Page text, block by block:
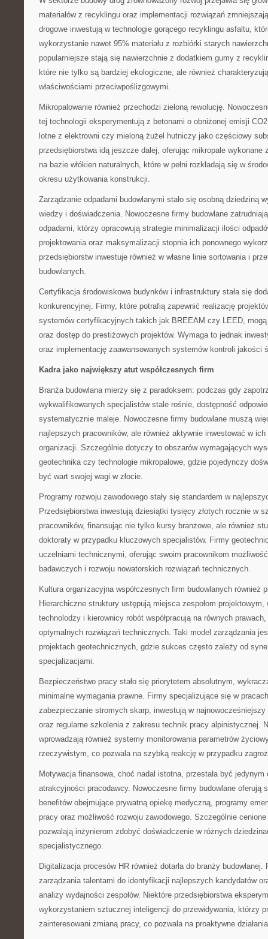
materiałów z recyklingu oraz implementacji rozwiązań
drogowe inwestują w technologie gorącego recyklingu asfaltu,
wykorzystanie nawet 95% materiału z rozbiórki starych
popularniejsze stają się nawierzchnie z dodatkiem gumy z
które nie tylko są bardziej ekologiczne, ale również
właściwościami przeciwpoślizgowymi.
Mikropalowanie również przechodzi zieloną rewolucję.
tej technologii eksperymentują z betonami o obniżonej emisji
lotne z elektrowni czy mieloną żużel hutniczy jako częściowy
przedsiębiorstwa idą jeszcze dalej, oferując mikropale wykonane
na bazie włókien naturalnych, które w pełni rozkładają się w
okresu użytkowania konstrukcji.
Zarządzanie odpadami budowlanymi stało się osobną dziedziną
wiedzy i doświadczenia. Nowoczesne firmy budowlane
odpadami, którzy opracowują strategie minimalizacji ilości
projektowania oraz maksymalizacji stopnia ich ponownego
przedsiębiorstw inwestuje również w własne linie sortowania i
budowlanych.
Certyfikacja środowiskowa budynków i infrastruktury stała się
konkurencyjnej. Firmy, które potrafią zapewnić realizację
systemów certyfikacyjnych takich jak BREEAM czy LEED,
oraz dostęp do prestiżowych projektów. Wymaga to jednak
oraz implementację zaawansowanych systemów kontroli jakości
Kadra jako największy atut współczesnych firm
Branża budowlana mierzy się z paradoksem: podczas gdy
wykwalifikowanych specjalistów stale rośnie, dostępność
systematycznie maleje. Nowoczesne firmy budowlane muszą
najlepszych pracowników, ale również aktywnie inwestować w
organizacji. Szczególnie dotyczy to obszarów wymagających
geotechnika czy technologie mikropalowe, gdzie pojedynczy
być wart swojej wagi w złocie.
Programy rozwoju zawodowego stały się standardem w
Przedsiębiorstwa inwestują dziesiątki tysięcy złotych rocznie w
pracowników, finansując nie tylko kursy branżowe, ale również
doktoraty w przypadku kluczowych specjalistów. Firmy
uczelniami technicznymi, oferując swoim pracownikom
badawczych i rozwoju nowatorskich rozwiązań technicznych.
Kultura organizacyjna współczesnych firm budowlanych również
Hierarchiczne struktury ustępują miejsca zespołom
technolodzy i kierownicy robót współpracują na równych
optymalnych rozwiązań technicznych. Taki model zarządzania
projektach geotechnicznych, gdzie sukces często zależy od
specjalizacjami.
Bezpieczeństwo pracy stało się priorytetem absolutnym,
minimalne wymagania prawne. Firmy specjalizujące się w
zabezpieczanie stromych skarp, inwestują w
oraz regularne szkolenia z zakresu technik pracy alpinistycznej.
wprowadzają również systemy monitorowania parametrów
rzeczywistym, co pozwala na szybką reakcję w przypadku
Motywacja finansowa, choć nadal istotna, przestała być
atrakcyjności pracodawcy. Nowoczesne firmy budowlane oferują
benefitów obejmujące prywatną opiekę medyczną, programy
pracy oraz możliwość rozwoju zawodowego. Szczególnie
pozwalają inżynierom zdobyć doświadczenie w różnych
specjalistycznego.
Digitalizacja procesów HR również dotarła do branży
zarządzania talentami do identyfikacji najlepszych kandydatów
analizy wydajności zespołów. Niektóre przedsiębiorstwa
wykorzystaniem sztucznej inteligencji do przewidywania, którzy
zainteresowani zmianą pracy, co pozwala na proaktywne